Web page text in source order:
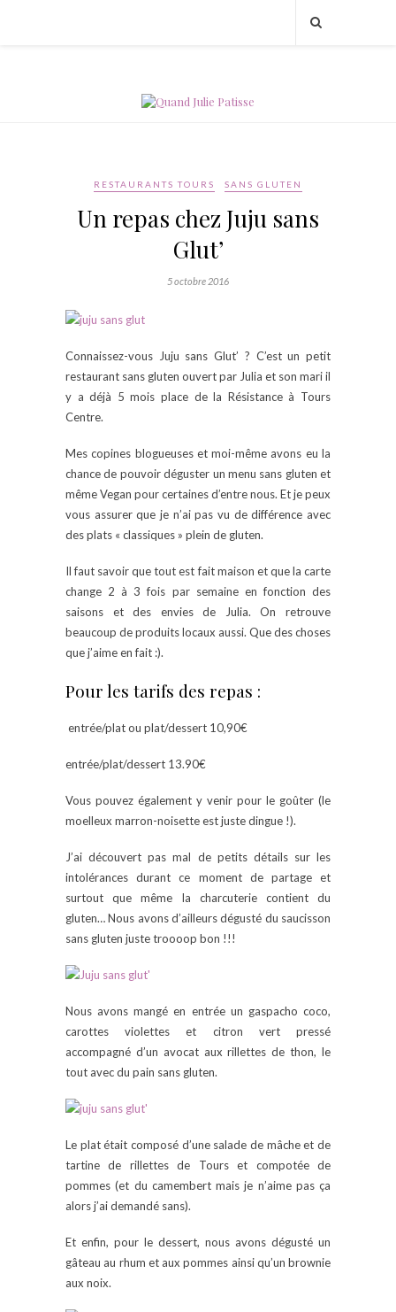
RESTAURANTS TOURS SANS GLUTEN
Un repas chez Juju sans
Glut’
5 octobre 2016
Connaissez-vous Juju sans Glut’ ? C’est un petit
restaurant sans gluten ouvert par Julia et son mari il
y a déjà 5 mois place de la Résistance à Tours
Centre.
Mes copines blogueuses et moi-même avons eu la
chance de pouvoir déguster un menu sans gluten et
même Vegan pour certaines d’entre nous. Et je peux
vous assurer que je n’ai pas vu de différence avec
des plats « classiques » plein de gluten.
Il faut savoir que tout est fait maison et que la carte
change 2 à 3 fois par semaine en fonction des
saisons et des envies de Julia. On retrouve
beaucoup de produits locaux aussi. Que des choses
que j’aime en fait :).
Pour les tarifs des repas :
entrée/plat ou plat/dessert 10,90€
entrée/plat/dessert 13.90€
Vous pouvez également y venir pour le goûter (le
moelleux marron-noisette est juste dingue !).
J’ai découvert pas mal de petits détails sur les
intolérances durant ce moment de partage et
surtout que même la charcuterie contient du
gluten… Nous avons d’ailleurs dégusté du saucisson
sans gluten juste troooop bon !!!
Nous avons mangé en entrée un gaspacho coco,
carottes violettes et citron vert pressé
accompagné d’un avocat aux rillettes de thon, le
tout avec du pain sans gluten.
Le plat était composé d’une salade de mâche et de
tartine de rillettes de Tours et compotée de
pommes (et du camembert mais je n’aime pas ça
alors j’ai demandé sans).
Et enfin, pour le dessert, nous avons dégusté un
gâteau au rhum et aux pommes ainsi qu’un brownie
aux noix.